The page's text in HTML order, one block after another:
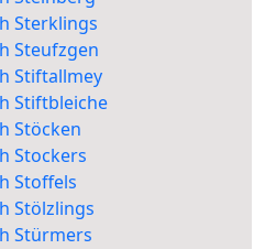
Sterklings
Steufzgen
Stiftallmey
Stiftbleiche
Stöcken
Stockers
Stoffels
Stölzlings
Stürmers